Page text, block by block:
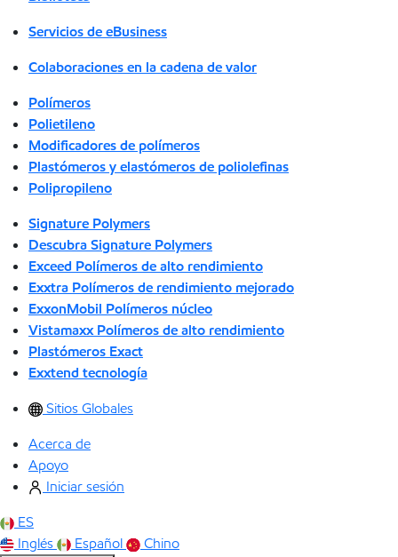
Servicios de eBusiness
Colaboraciones en la cadena de valor
Polímeros
Polietileno
Modificadores de polímeros
Plastómeros y elastómeros de poliolefinas
Polipropileno
Signature Polymers
Descubra Signature Polymers
Exceed Polímeros de alto rendimiento
Exxtra Polímeros de rendimiento mejorado
ExxonMobil Polímeros núcleo
Vistamaxx Polímeros de alto rendimiento
Plastómeros Exact
Exxtend tecnología
Sitios Globales
Acerca de
Apoyo
Iniciar sesión
ES
Inglés
Español
Chino